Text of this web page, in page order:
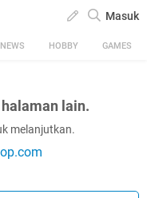
Masuk
NEWS HOBBY GAMES
lain.
melanjutkan.